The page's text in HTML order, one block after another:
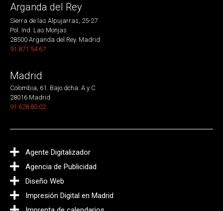
Arganda del Rey
Sierra de las Alpujarras, 25-27
Pol. Ind. Las Monjas
28500 Arganda del Rey. Madrid
91 871 54 67
Madrid
Colombia, 61. Bajo dcha. A y C
28016 Madrid
91 628 80 02
Agente Digitalizador
Agencia de Publicidad
Diseño Web
Impresión Digital en Madrid